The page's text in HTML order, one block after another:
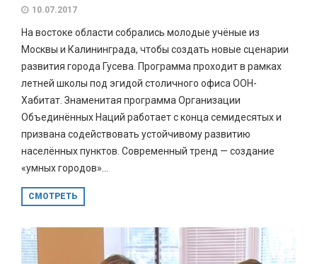
10.07.2017
На востоке области собрались молодые учёные из
Москвы и Калининграда, чтобы создать новые сценарии
развития города Гусева. Программа проходит в рамках
летней школы под эгидой столичного офиса ООН-
Хабитат. Знаменитая программа Организации
Объединённых Наций работает с конца семидесятых и
призвана содействовать устойчивому развитию
населённых пунктов. Современный тренд — создание
«умных городов»...
СМОТРЕТЬ